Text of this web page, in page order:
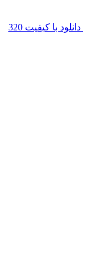
دانلود با کیفیت 320